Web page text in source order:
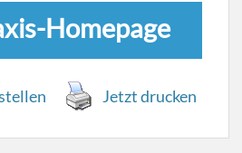
Homepage
Jetzt drucken